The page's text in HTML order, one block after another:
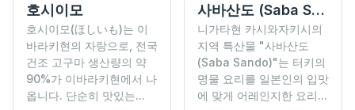
호시이모
호시이모(ほしいも)는 이
바라키현의 자랑으로, 전국
건조 고구마 생산량의 약
90%가 이바라키현에서 나
옵니다. 단순히 맛있는...
사바산도 (Saba Sando)
니가타현 카시와자키시의
지역 특산물 "사바산도
(Saba Sando)"는 터키의
명물 요리를 일본인의 입맛
에 맞게 어레인지한 요리...